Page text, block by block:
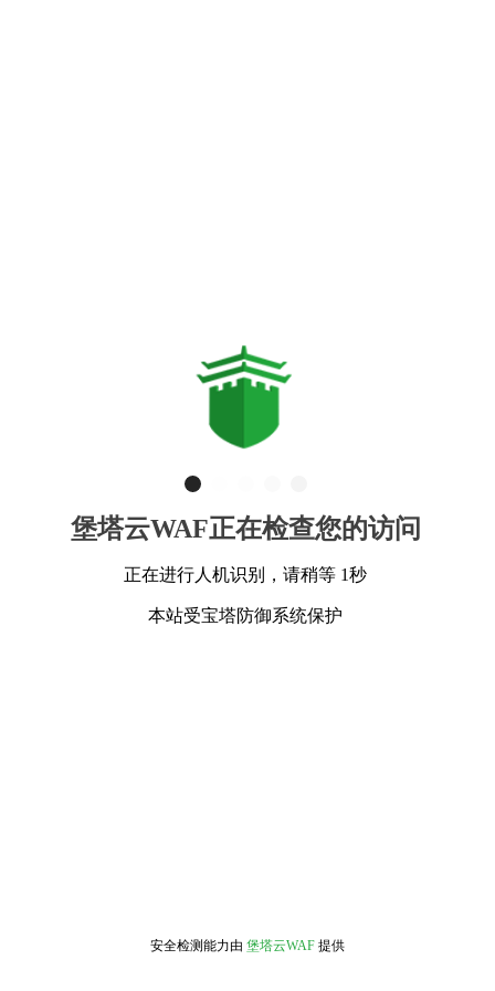
堡塔云WAF正在检查您的访问
正在进行人机识别，请稍等 1秒
本站受宝塔防御系统保护
安全检测能力由 堡塔云WAF 提供